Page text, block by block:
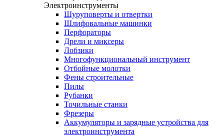
Электроинструменты
Шуруповерты и отвертки
Шлифовальные машинки
Перфораторы
Дрели и миксеры
Лобзики
Многофункциональный инструмент
Отбойные молотки
Фены строительные
Пилы
Рубанки
Точильные станки
Фрезеры
Аккумуляторы и зарядные устройства для
электроинструмента